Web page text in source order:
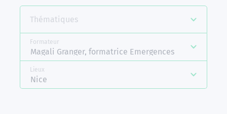
Thématiques
Formateur
Magali Granger, formatrice Emergences
Lieux
Nice